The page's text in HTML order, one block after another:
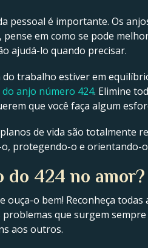
pessoal é importante. Os
em como se pode
ajudá-lo quando precisar.
do trabalho estiver em
anjo número 424. Elimine
que você faça algum
de vida são totalmente
protegendo-o e orientando-
do 424 no amor?
ouça-o bem! Reconheça
que surgem
aos outros.